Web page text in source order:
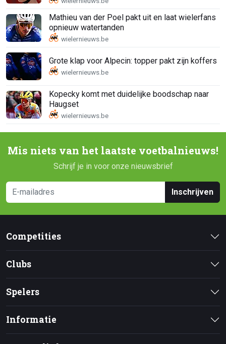
Mathieu van der Poel pakt uit en laat wielerfans
opnieuw watertanden
Grote klap voor Alpecin: topper pakt zijn koffers
Kopecky komt met duidelijke boodschap naar
Haugset
Mis niets van het laatste voetbalnieuws!
Schrijf je in voor onze nieuwsbrief
Inschrijven
Competities
Clubs
Spelers
Informatie